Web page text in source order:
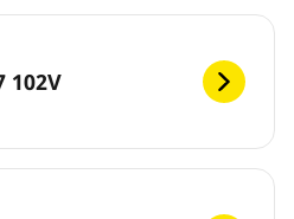
102V